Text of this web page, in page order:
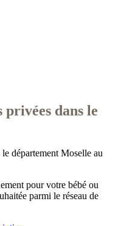
privées dans le
département Moselle au
pour votre bébé ou
parmi le réseau de